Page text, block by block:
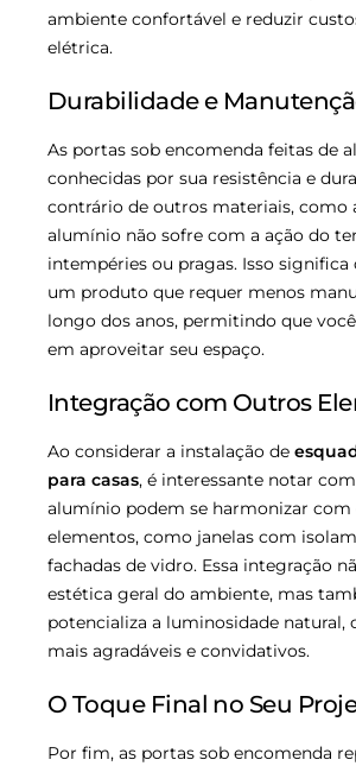
ambiente confortável e reduzir
elétrica.
Durabilidade e
As portas sob encomenda feitas de
conhecidas por sua resistência e
contrário de outros materiais, como
alumínio não sofre com a ação do
intempéries ou pragas. Isso significa
um produto que requer menos
longo dos anos, permitindo que
em aproveitar seu espaço.
Integração com Outros
Ao considerar a instalação de
para casas, é interessante notar
alumínio podem se harmonizar
elementos, como janelas com
fachadas de vidro. Essa integração
estética geral do ambiente, mas
potencializa a luminosidade natural,
mais agradáveis e convidativos.
O Toque Final no Seu
Por fim, as portas sob encomenda